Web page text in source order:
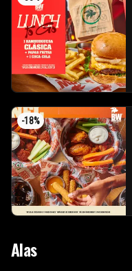
-18%
Alas